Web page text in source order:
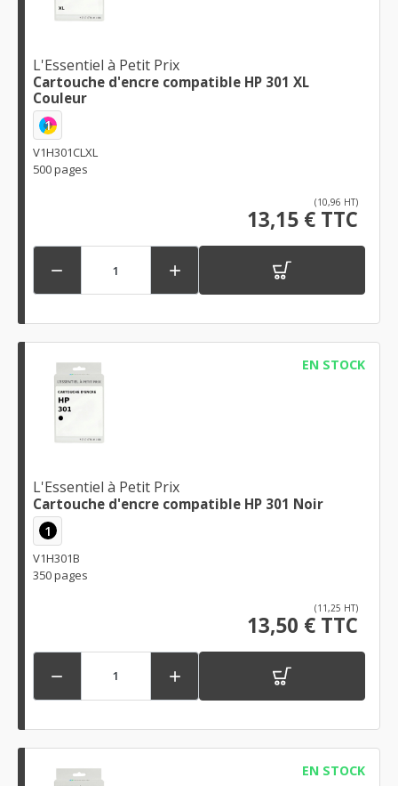
L'Essentiel à Petit Prix
Cartouche d'encre compatible HP 301 XL
Couleur
1
V1H301CLXL
500 pages
(10,96 HT)
13,15 € TTC
 
EN STOCK
L'Essentiel à Petit Prix
Cartouche d'encre compatible HP 301 Noir
1
V1H301B
350 pages
(11,25 HT)
13,50 € TTC
 
EN STOCK